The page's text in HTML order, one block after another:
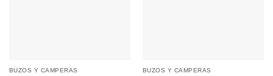
BUZOS Y CAMPERAS BUZOS Y CAMPERAS